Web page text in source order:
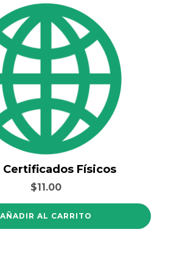
Certificados Físicos
$11.00
AÑADIR AL CARRITO